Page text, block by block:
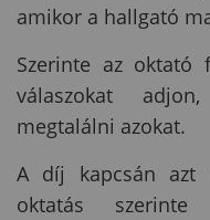
amikor a hallgató
Szerinte az oktató
válaszokat
megtalálni azokat.
A díj kapcsán azt
oktatás